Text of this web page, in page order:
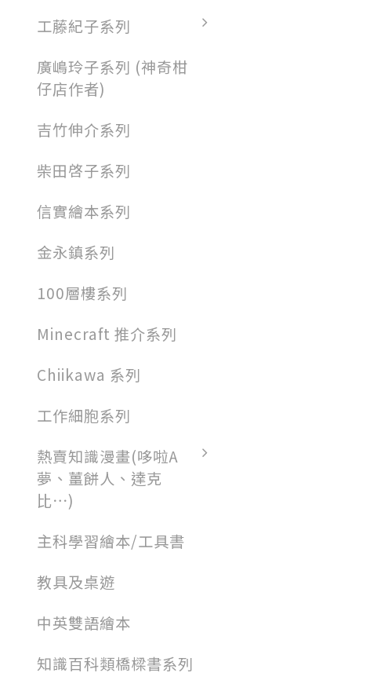
工藤紀子系列
廣嶋玲子系列 (神奇柑
仔店作者)
吉竹伸介系列
柴田啓子系列
信實繪本系列
金永鎮系列
100層樓系列
Minecraft 推介系列
Chiikawa 系列
工作細胞系列
熱賣知識漫畫(哆啦A
夢、薑餅人、達克
比⋯)
主科學習繪本/工具書
教具及桌遊
中英雙語繪本
知識百科類橋樑書系列